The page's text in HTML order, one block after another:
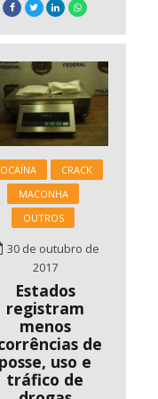
de drogas
no Brasil e
um declínio
em várias
do mundo. A
resposta dos
comandada
pela SENAD
Nacional
Drogas) tem sido
amadorística,
fragmentada e
absolutamente
insuficiente, para
enfrentar todos os
O governo
federal […]
CRACK
MACONHA
OUTROS
30 de outubro de
2017
Estados
registram
menos
de
posse, uso e
tráfico de